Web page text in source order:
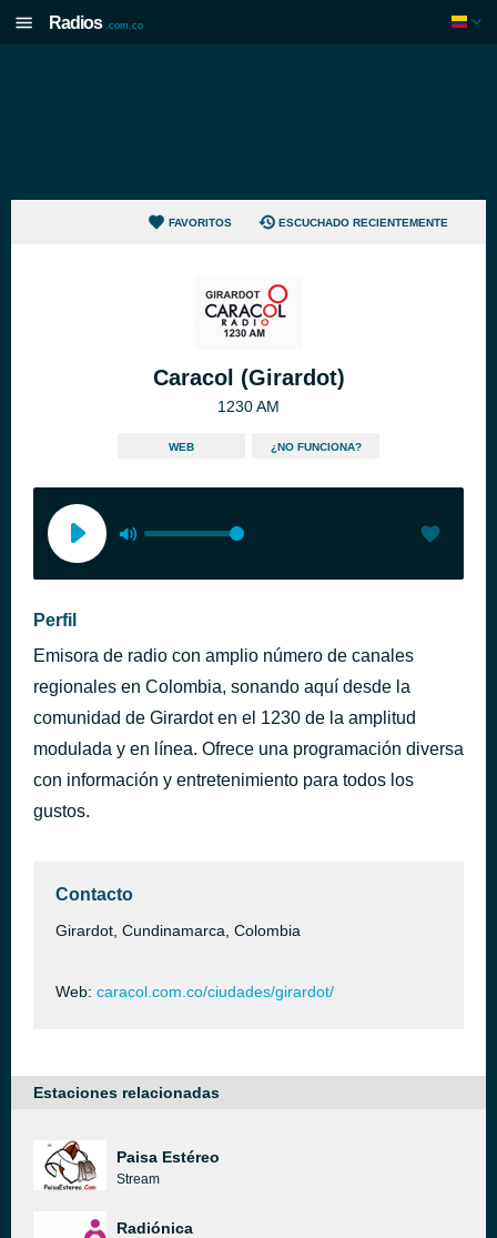
Radios .com.co
FAVORITOS ESCUCHADO RECIENTEMENTE
Caracol (Girardot)
1230 AM
WEB ¿NO FUNCIONA?
Perfil
Emisora de radio con amplio número de canales
regionales en Colombia, sonando aquí desde la
comunidad de Girardot en el 1230 de la amplitud
modulada y en línea. Ofrece una programación diversa
con información y entretenimiento para todos los
gustos.
Contacto
Girardot, Cundinamarca, Colombia
Web: caracol.com.co/ciudades/girardot/
Estaciones relacionadas
Paisa Estéreo
Stream
Radiónica